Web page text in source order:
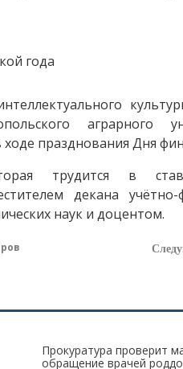
аграрного
празднования Дня
трудится в
декана учётно-
наук и доцентом.
Прокуратура проверит
обращение врачей